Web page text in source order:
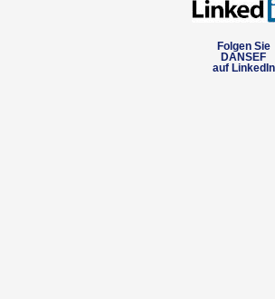
Folgen Sie
DANSEF
auf LinkedIn